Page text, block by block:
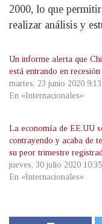
2000, lo que
realizar análisis y
Un informe alerta que
está entrando en recesión
martes, 23 junio 2020
En «Internacionales»
La economía de EE.UU
contrayendo y acaba de
su peor trimestre
jueves, 30 julio 2020
En «Internacionales»